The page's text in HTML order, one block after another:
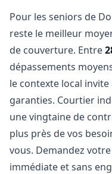
Pour les seniors de
reste le meilleur
de couverture. Entre
dépassements
le contexte local
garanties. Courtier
une vingtaine de
plus près de vos
vous. Demandez
immédiate et sans